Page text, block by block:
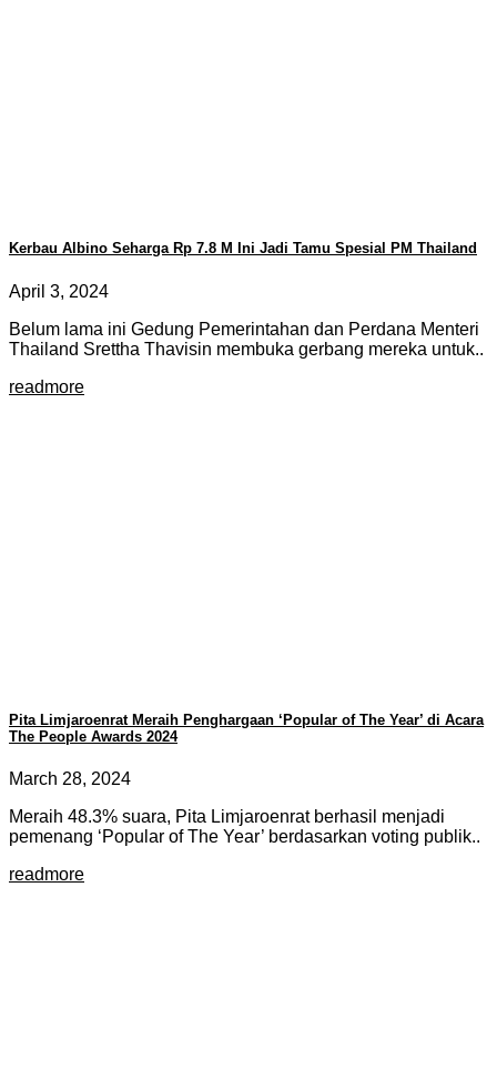
Kerbau Albino Seharga Rp 7.8 M Ini Jadi Tamu Spesial PM Thailand
April 3, 2024
Belum lama ini Gedung Pemerintahan dan Perdana Menteri
Thailand Srettha Thavisin membuka gerbang mereka untuk..
readmore
Pita Limjaroenrat Meraih Penghargaan ‘Popular of The Year’ di Acara
The People Awards 2024
March 28, 2024
Meraih 48.3% suara, Pita Limjaroenrat berhasil menjadi
pemenang ‘Popular of The Year’ berdasarkan voting publik..
readmore